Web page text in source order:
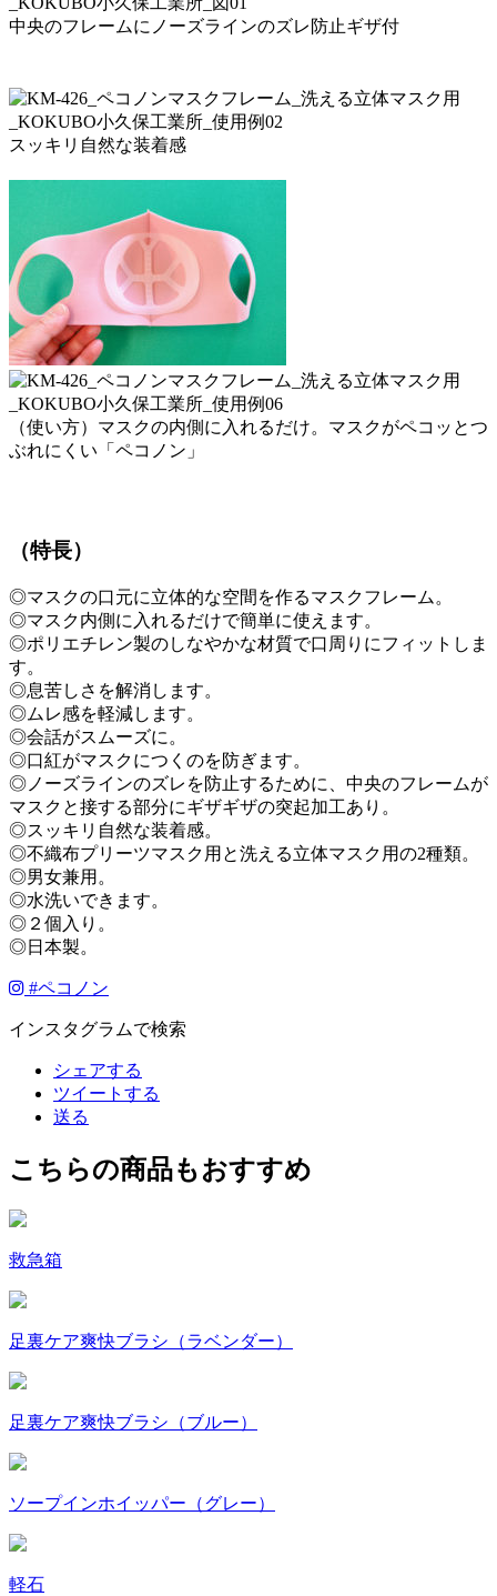
中央のフレームにノーズラインのズレ防止ギザ付
スッキリ自然な装着感
（使い方）マスクの内側に入れるだけ。マスクがペコッとつ
ぶれにくい「ペコノン」
（特長）
◎マスクの口元に立体的な空間を作るマスクフレーム。
◎マスク内側に入れるだけで簡単に使えます。
◎ポリエチレン製のしなやかな材質で口周りにフィットしま
す。
◎息苦しさを解消します。
◎ムレ感を軽減します。
◎会話がスムーズに。
◎口紅がマスクにつくのを防ぎます。
◎ノーズラインのズレを防止するために、中央のフレームが
マスクと接する部分にギザギザの突起加工あり。
◎スッキリ自然な装着感。
◎不織布プリーツマスク用と洗える立体マスク用の2種類。
◎男女兼用。
◎水洗いできます。
◎２個入り。
◎日本製。
#ペコノン
インスタグラムで検索
シェアする
ツイートする
送る
こちらの商品もおすすめ
救急箱
足裏ケア爽快ブラシ（ラベンダー）
足裏ケア爽快ブラシ（ブルー）
ソープインホイッパー（グレー）
軽石